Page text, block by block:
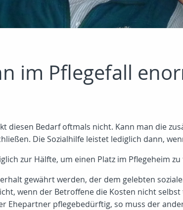
im Pflegefall
diesen Bedarf oftmals nicht. Kann man die
Die Sozialhilfe leistet lediglich dann,
zur Hälfte, um einen Platz im Pflegeheim
gewährt werden, der dem gelebten
wenn der Betroffene die Kosten nicht
Ehepartner pflegebedürftig, so muss der